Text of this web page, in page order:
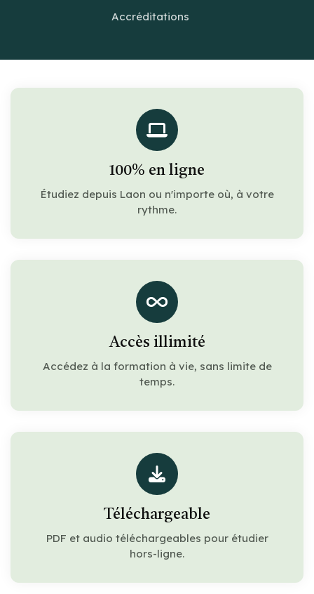
Accréditations
100% en ligne
Étudiez depuis Laon ou n'importe où, à votre
rythme.
Accès illimité
Accédez à la formation à vie, sans limite de
temps.
Téléchargeable
PDF et audio téléchargeables pour étudier
hors-ligne.